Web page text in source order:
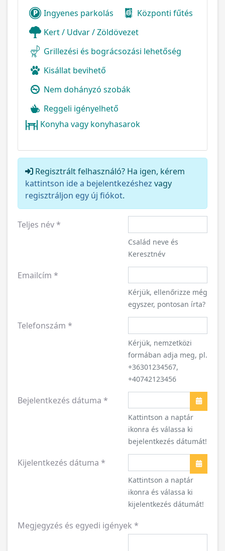
Ingyenes parkolás
Központi fűtés
Kert / Udvar / Zöldövezet
Grillezési és bográcsozási lehetőség
Kisállat bevihető
Nem dohányzó szobák
Reggeli igényelhető
Konyha vagy konyhasarok
Regisztrált felhasználó? Ha igen, kérem
kattintson ide a bejelentkezéshez vagy
regisztráljon egy új fiókot.
Teljes név*
Család neve és
Keresztnév
Emailcím *
Kérjük, ellenőrizze még
egyszer, pontosan írta?
Telefonszám *
Kérjük, nemzetközi
formában adja meg, pl.
+36301234567,
+40742123456
Bejelentkezés dátuma *
Naptár
Kattintson a naptár
ikonra és válassa ki
bejelentkezés dátumát!
Kijelentkezés dátuma *
Naptár
Kattintson a naptár
ikonra és válassa ki
kijelentkezés dátumát!
Megjegyzés és egyedi igények *